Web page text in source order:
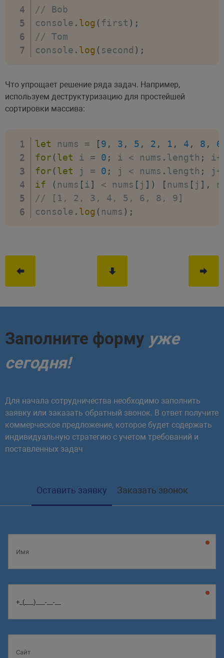
// Bob
console . log ( first ) ;
// Tom
console . log ( second ) ;
Что упрощает решение ряда задач. Например,
используем деструктуризацию для простейшей
сортировки массива:
let nums = [9 , 3 , 5 , 2 , 1 , 4 , 8 , 6
for (let i = 0 ; i < nums . length ; i
for (let j = 0 ; j < nums . length ; j
if
( nums [i] < nums [ j ] ) [ nums [ j ] ,
// [1, 2, 3, 4, 5, 6, 8, 9]
console . log ( nums ) ;
Заполните форму уже
сегодня!
Для начала сотрудничества необходимо заполнить
заявку или заказать обратный звонок. В ответ получите
коммерческое предложение, которое будет содержать
индивидуальную стратегию с учетом требований и
поставленных задач
Оставить заявку Заказать звонок